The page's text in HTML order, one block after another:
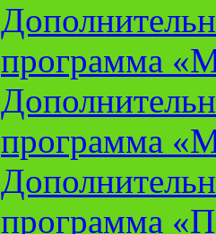
программа
программа
программа